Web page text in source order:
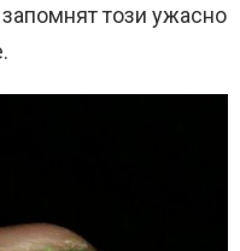
този ужасно